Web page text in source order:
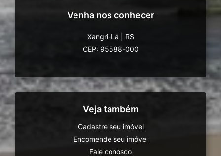
Venha nos conhecer
Xangri-Lá
RS
CEP: 95588-000
Veja também
Cadastre seu imóvel
Encomende seu imóvel
Fale conosco